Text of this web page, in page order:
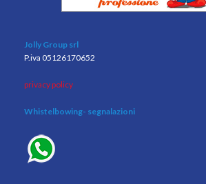
Jolly Group srl
P.iva 05126170652
privacy policy
Whistelbowing- segnalazioni